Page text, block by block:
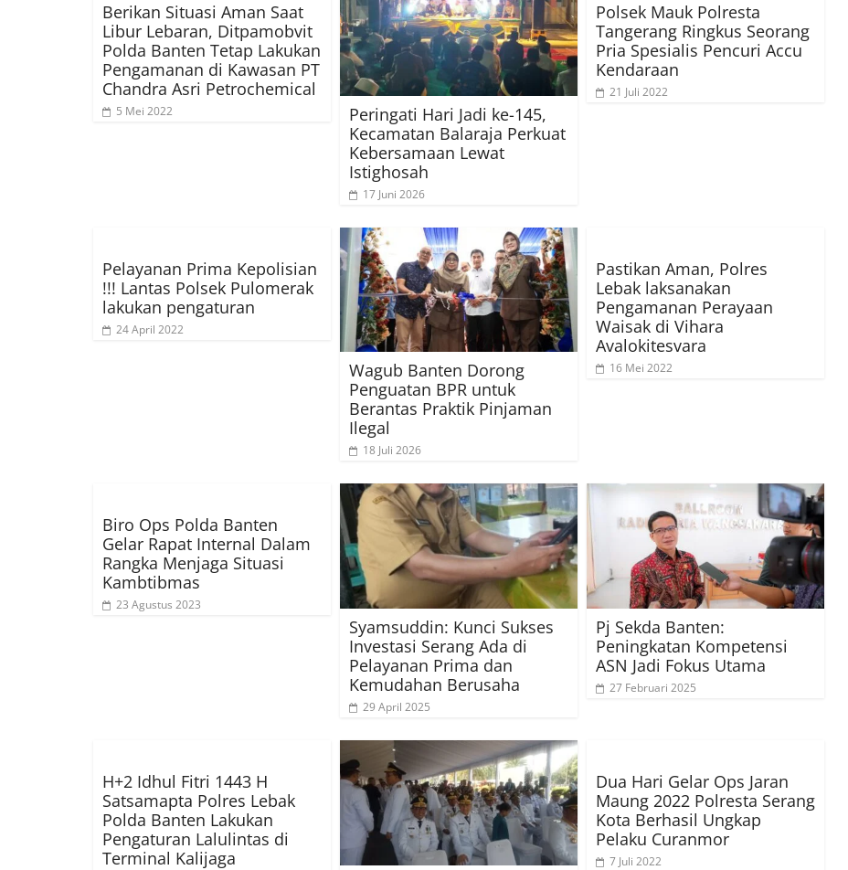
Berikan Situasi Aman Saat
Libur Lebaran, Ditpamobvit
Polda Banten Tetap Lakukan
Pengamanan di Kawasan PT
Chandra Asri Petrochemical
5 Mei 2022
Peringati Hari Jadi ke-145,
Kecamatan Balaraja Perkuat
Kebersamaan Lewat
Istighosah
17 Juni 2026
Polsek Mauk Polresta
Tangerang Ringkus Seorang
Pria Spesialis Pencuri Accu
Kendaraan
21 Juli 2022
Pelayanan Prima Kepolisian
!!! Lantas Polsek Pulomerak
lakukan pengaturan
24 April 2022
Wagub Banten Dorong
Penguatan BPR untuk
Berantas Praktik Pinjaman
Ilegal
18 Juli 2026
Pastikan Aman, Polres
Lebak laksanakan
Pengamanan Perayaan
Waisak di Vihara
Avalokitesvara
16 Mei 2022
Biro Ops Polda Banten
Gelar Rapat Internal Dalam
Rangka Menjaga Situasi
Kambtibmas
23 Agustus 2023
Syamsuddin: Kunci Sukses
Investasi Serang Ada di
Pelayanan Prima dan
Kemudahan Berusaha
29 April 2025
Pj Sekda Banten:
Peningkatan Kompetensi
ASN Jadi Fokus Utama
27 Februari 2025
H+2 Idhul Fitri 1443 H
Satsamapta Polres Lebak
Polda Banten Lakukan
Pengaturan Lalulintas di
Terminal Kalijaga
Dua Hari Gelar Ops Jaran
Maung 2022 Polresta Serang
Kota Berhasil Ungkap
Pelaku Curanmor
7 Juli 2022